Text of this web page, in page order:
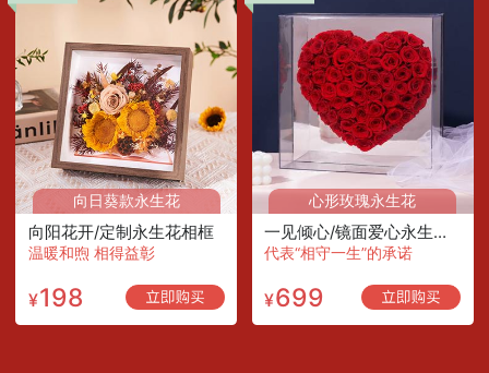
向日葵款永生花
向阳花开/定制永生花相框
温暖和煦 相得益彰
¥198
心形玫瑰永生花
一见倾心/镜面爱心永生花礼盒-挚爱红
代表“相守一生”的承诺
¥699